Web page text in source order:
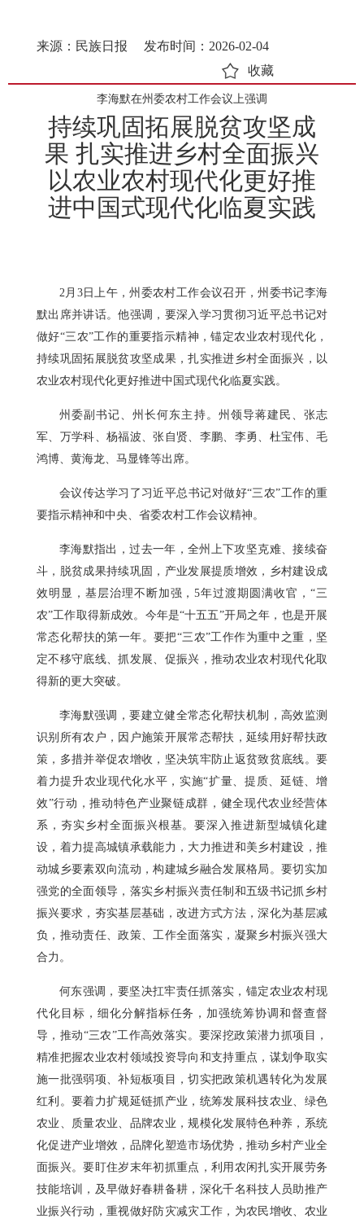
来源：民族日报
发布时间：2026-02-04
收藏
李海默在州委农村工作会议上强调
持续巩固拓展脱贫攻坚成
果 扎实推进乡村全面振兴
以农业农村现代化更好推
进中国式现代化临夏实践
2月3日上午，州委农村工作会议召开，州委书记李海
默出席并讲话。他强调，要深入学习贯彻习近平总书记对
做好“三农”工作的重要指示精神，锚定农业农村现代化，
持续巩固拓展脱贫攻坚成果，扎实推进乡村全面振兴，以
农业农村现代化更好推进中国式现代化临夏实践。
州委副书记、州长何东主持。州领导蒋建民、张志
军、万学科、杨福波、张自贤、李鹏、李勇、杜宝伟、毛
鸿博、黄海龙、马显锋等出席。
会议传达学习了习近平总书记对做好“三农”工作的重
要指示精神和中央、省委农村工作会议精神。
李海默指出，过去一年，全州上下攻坚克难、接续奋
斗，脱贫成果持续巩固，产业发展提质增效，乡村建设成
效明显，基层治理不断加强，5年过渡期圆满收官，“三
农”工作取得新成效。今年是“十五五”开局之年，也是开展
常态化帮扶的第一年。要把“三农”工作作为重中之重，坚
定不移守底线、抓发展、促振兴，推动农业农村现代化取
得新的更大突破。
李海默强调，要建立健全常态化帮扶机制，高效监测
识别所有农户，因户施策开展常态帮扶，延续用好帮扶政
策，多措并举促农增收，坚决筑牢防止返贫致贫底线。要
着力提升农业现代化水平，实施“扩量、提质、延链、增
效”行动，推动特色产业聚链成群，健全现代农业经营体
系，夯实乡村全面振兴根基。要深入推进新型城镇化建
设，着力提高城镇承载能力，大力推进和美乡村建设，推
动城乡要素双向流动，构建城乡融合发展格局。要切实加
强党的全面领导，落实乡村振兴责任制和五级书记抓乡村
振兴要求，夯实基层基础，改进方式方法，深化为基层减
负，推动责任、政策、工作全面落实，凝聚乡村振兴强大
合力。
何东强调，要坚决扛牢责任抓落实，锚定农业农村现
代化目标，细化分解指标任务，加强统筹协调和督查督
导，推动“三农”工作高效落实。要深挖政策潜力抓项目，
精准把握农业农村领域投资导向和支持重点，谋划争取实
施一批强弱项、补短板项目，切实把政策机遇转化为发展
红利。要着力扩规延链抓产业，统筹发展科技农业、绿色
农业、质量农业、品牌农业，规模化发展特色种养，系统
化促进产业增效，品牌化塑造市场优势，推动乡村产业全
面振兴。要盯住岁末年初抓重点，利用农闲扎实开展劳务
技能培训，及早做好春耕备耕，深化千名科技人员助推产
业振兴行动，重视做好防灾减灾工作，为农民增收、农业